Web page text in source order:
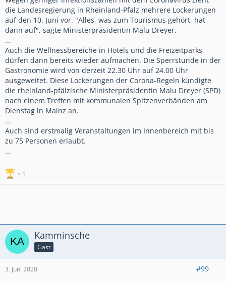
die Landesregierung in Rheinland-Pfalz mehrere Lockerungen
auf den 10. Juni vor. "Alles, was zum Tourismus gehört, hat
dann auf", sagte Ministerpräsidentin Malu Dreyer.
...
Auch die Wellnessbereiche in Hotels und die Freizeitparks
dürfen dann bereits wieder aufmachen. Die Sperrstunde in der
Gastronomie wird von derzeit 22.30 Uhr auf 24.00 Uhr
ausgeweitet. Diese Lockerungen der Corona-Regeln kündigte
die rheinland-pfälzische Ministerpräsidentin Malu Dreyer (SPD)
nach einem Treffen mit kommunalen Spitzenverbänden am
Dienstag in Mainz an.
...
Auch sind erstmalig Veranstaltungen im Innenbereich mit bis
zu 75 Personen erlaubt.
...
1
Kamminsche
Gast
3. Juni 2020 #99